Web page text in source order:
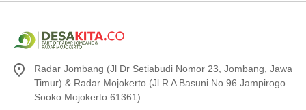
Radar Jombang (Jl Dr Setiabudi Nomor 23, Jombang, Jawa
Timur) & Radar Mojokerto (Jl R A Basuni No 96 Jampirogo
Sooko Mojokerto 61361)